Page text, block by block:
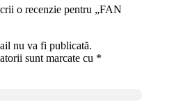
o recenzie pentru „FAN
nu va fi publicată.
sunt marcate cu *